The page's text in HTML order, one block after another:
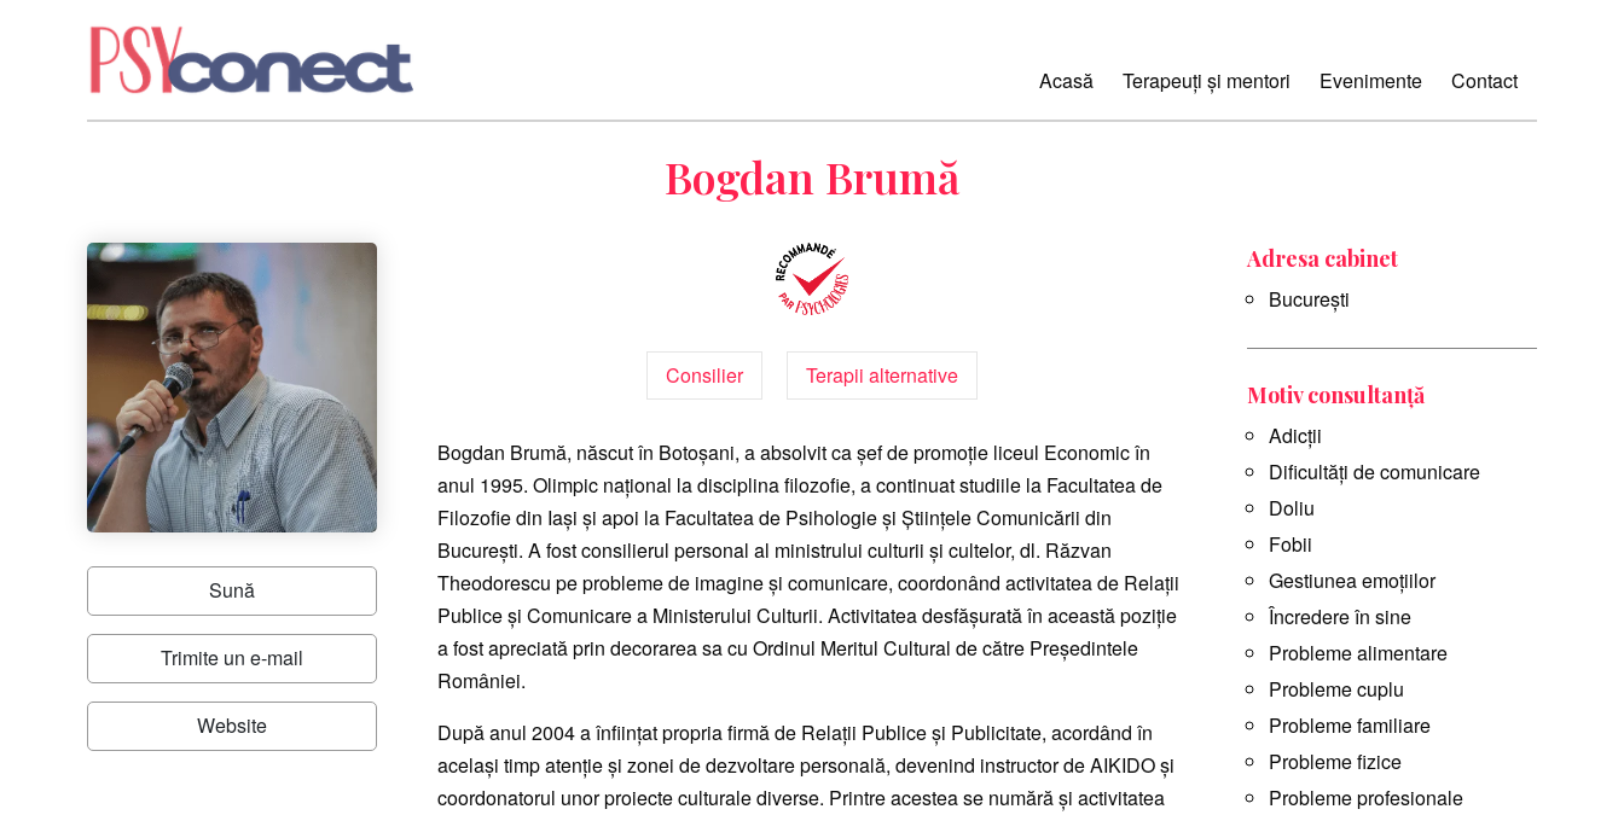
Acasă Terapeuți și mentori Evenimente Contact
Bogdan Brumă
Sună
Trimite un e-mail
Website
Consilier Terapii alternative
Bogdan Brumă, născut în Botoșani, a absolvit ca șef de promoție liceul Economic în
anul 1995. Olimpic național la disciplina filozofie, a continuat studiile la Facultatea de
Filozofie din Iași și apoi la Facultatea de Psihologie și Științele Comunicării din
București. A fost consilierul personal al ministrului culturii și cultelor, dl. Răzvan
Theodorescu pe probleme de imagine și comunicare, coordonând activitatea de Relații
Publice și Comunicare a Ministerului Culturii. Activitatea desfășurată în această poziție
a fost apreciată prin decorarea sa cu Ordinul Meritul Cultural de către Președintele
României.
După anul 2004 a înființat propria firmă de Relații Publice și Publicitate, acordând în
același timp atenție și zonei de dezvoltare personală, devenind instructor de AIKIDO și
coordonatorul unor proiecte culturale diverse. Printre acestea se numără și activitatea
Adresa cabinet
Bucureşti
Motiv consultanță
Adicții
Dificultăți de comunicare
Doliu
Fobii
Gestiunea emoțiilor
Încredere în sine
Probleme alimentare
Probleme cuplu
Probleme familiare
Probleme fizice
Probleme profesionale